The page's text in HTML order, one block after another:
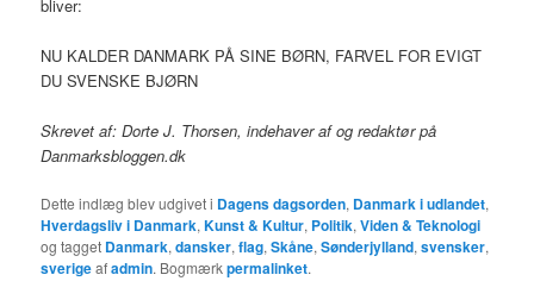
bliver:
NU KALDER DANMARK PÅ SINE BØRN, FARVEL FOR EVIGT
DU SVENSKE BJØRN
Skrevet af: Dorte J. Thorsen, indehaver af og redaktør på
Danmarksbloggen.dk
Dette indlæg blev udgivet i Dagens dagsorden, Danmark i udlandet,
Hverdagsliv i Danmark,Kunst & Kultur, Politik,Viden & Teknologi
og tagget Danmark,dansker,flag,Skåne,Sønderjylland,svensker,
sverigeafadmin. Bogmærkpermalinket.